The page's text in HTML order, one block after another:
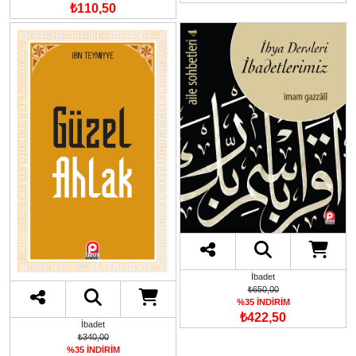
₺110,50
İbadet
₺340,00
%35 İNDİRİM
İbadet
₺650,00
%35 İNDİRİM
₺422,50